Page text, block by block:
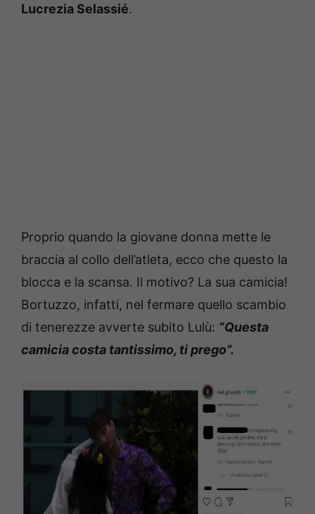
Lucrezia Selassié.
Proprio quando la giovane donna mette le
braccia al collo dell’atleta, ecco che questo la
blocca e la scansa. Il motivo? La sua camicia!
Bortuzzo, infatti, nel fermare quello scambio
di tenerezze avverte subito Lulù: “Questa
camicia costa tantissimo, ti prego”.